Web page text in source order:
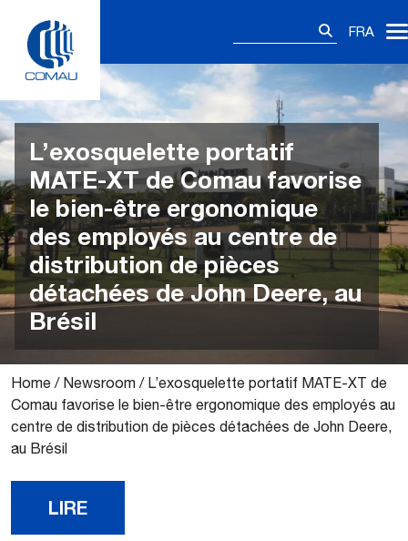
content
FRA
L’exosquelette portatif
MATE-XT de Comau favorise
le bien-être ergonomique
des employés au centre de
distribution de pièces
détachées de John Deere, au
Brésil
Home / Newsroom / L’exosquelette portatif MATE-XT de
Comau favorise le bien-être ergonomique des employés au
centre de distribution de pièces détachées de John Deere,
au Brésil
LIRE